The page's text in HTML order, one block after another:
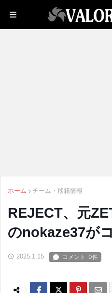
ホーム チーム・移籍情報
REJECT、元
のnokaze37が
2025.1.15